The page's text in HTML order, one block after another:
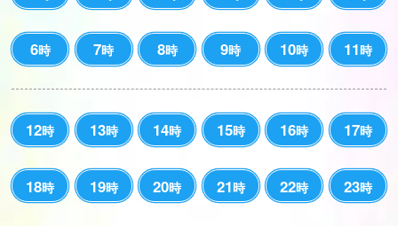
6時 7時 8時 9時 10時 11時
12時 13時 14時 15時 16時 17時
18時 19時 20時 21時 22時 23時